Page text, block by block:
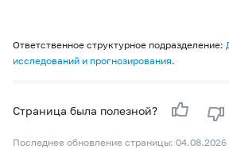
Ответственное структурное подразделение:
исследований и прогнозирования.
Страница была полезной?
Последнее обновление страницы: 04.08.2026